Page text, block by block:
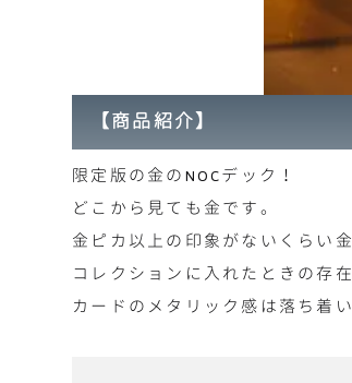
【商品紹介】
限定版の金のNOCデック！
どこから見ても金です。
金ピカ以上の印象がないくらい金
コレクションに入れたときの存
カードのメタリック感は落ち着